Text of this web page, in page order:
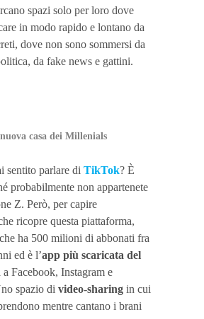
spazi solo per loro dove
in modo rapido e lontano da
dove non sono sommersi da
da fake news e gattini.
casa dei Millenials
sentito parlare di TikTok? È
probabilmente non appartenete
Z. Però, per capire
ricopre questa piattaforma,
ha 500 milioni di abbonati fra
ed è l’app più scaricata del
a Facebook, Instagram e
spazio di video-sharing in cui
mentre cantano i brani